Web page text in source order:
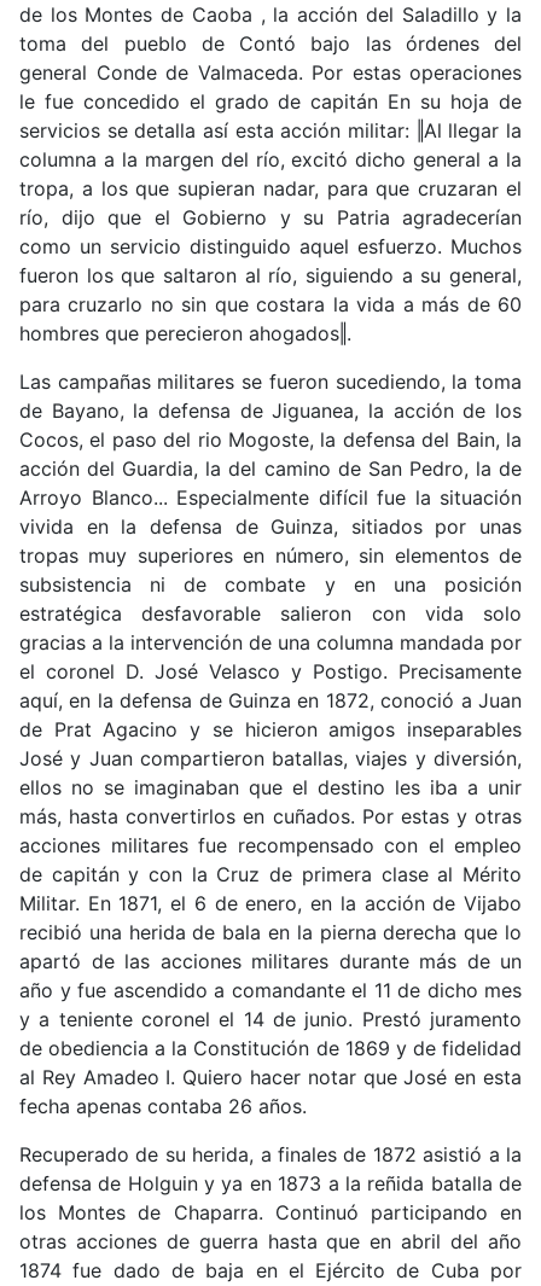
de los Montes de Caoba , la acción del Saladillo y la
toma del pueblo de Contó bajo las órdenes del
general Conde de Valmaceda. Por estas operaciones
le fue concedido el grado de capitán En su hoja de
servicios se detalla así esta acción militar: ‖Al llegar la
columna a la margen del río, excitó dicho general a la
tropa, a los que supieran nadar, para que cruzaran el
río, dijo que el Gobierno y su Patria agradecerían
como un servicio distinguido aquel esfuerzo. Muchos
fueron los que saltaron al río, siguiendo a su general,
para cruzarlo no sin que costara la vida a más de 60
hombres que perecieron ahogados‖.
Las campañas militares se fueron sucediendo, la toma
de Bayano, la defensa de Jiguanea, la acción de los
Cocos, el paso del rio Mogoste, la defensa del Bain, la
acción del Guardia, la del camino de San Pedro, la de
Arroyo Blanco... Especialmente difícil fue la situación
vivida en la defensa de Guinza, sitiados por unas
tropas muy superiores en número, sin elementos de
subsistencia ni de combate y en una posición
estratégica desfavorable salieron con vida solo
gracias a la intervención de una columna mandada por
el coronel D. José Velasco y Postigo. Precisamente
aquí, en la defensa de Guinza en 1872, conoció a Juan
de Prat Agacino y se hicieron amigos inseparables
José y Juan compartieron batallas, viajes y diversión,
ellos no se imaginaban que el destino les iba a unir
más, hasta convertirlos en cuñados. Por estas y otras
acciones militares fue recompensado con el empleo
de capitán y con la Cruz de primera clase al Mérito
Militar. En 1871, el 6 de enero, en la acción de Vijabo
recibió una herida de bala en la pierna derecha que lo
apartó de las acciones militares durante más de un
año y fue ascendido a comandante el 11 de dicho mes
y a teniente coronel el 14 de junio. Prestó juramento
de obediencia a la Constitución de 1869 y de fidelidad
al Rey Amadeo I. Quiero hacer notar que José en esta
fecha apenas contaba 26 años.
Recuperado de su herida, a finales de 1872 asistió a la
defensa de Holguin y ya en 1873 a la reñida batalla de
los Montes de Chaparra. Continuó participando en
otras acciones de guerra hasta que en abril del año
1874 fue dado de baja en el Ejército de Cuba por